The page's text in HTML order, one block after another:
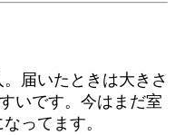
届いたときは大きさ
いです。今はまだ室
ってます。